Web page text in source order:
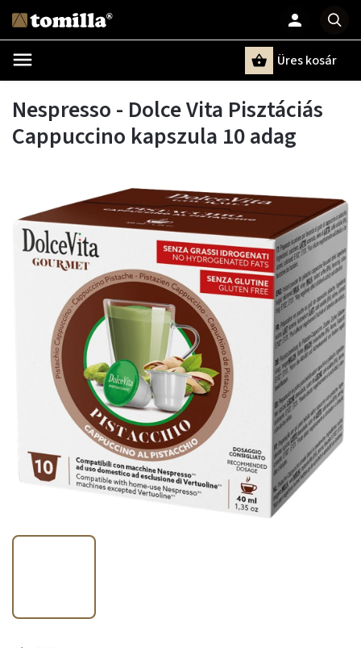
Üres kosár
Nespresso - Dolce Vita Pisztáciás
Cappuccino kapszula 10 adag